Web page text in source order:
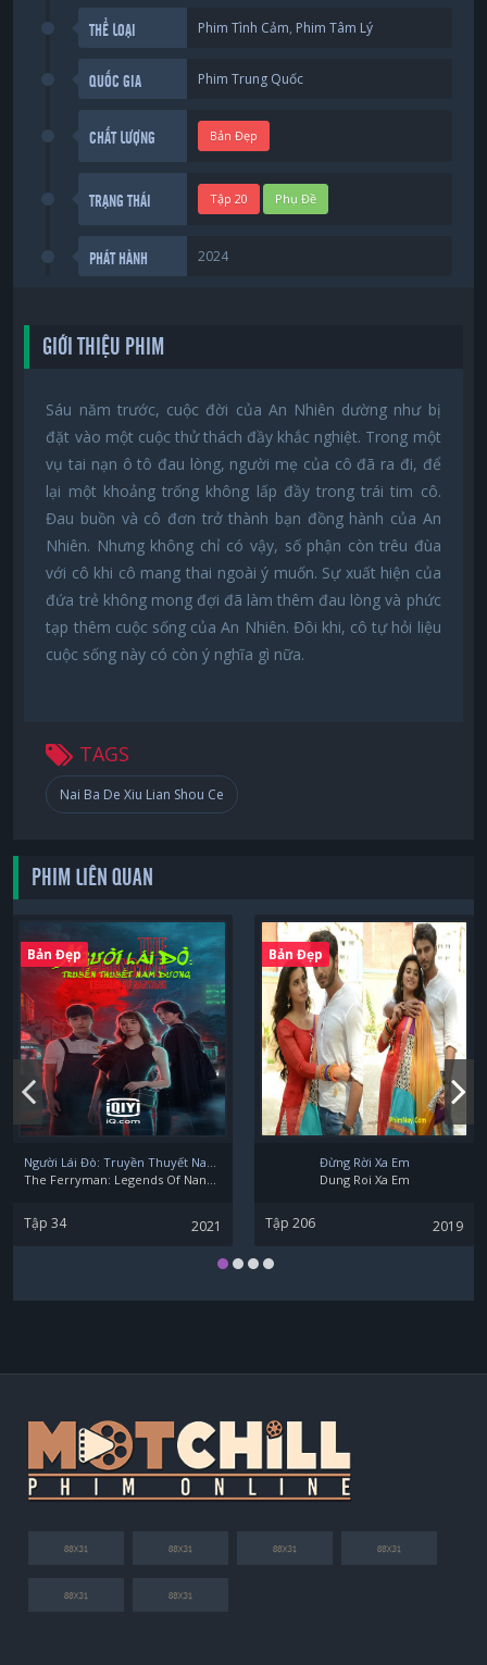
THỂ LOẠI Phim Tình Cảm, Phim Tâm Lý
QUỐC GIA Phim Trung Quốc
CHẤT LƯỢNG Bản Đẹp
TRẠNG THÁI Tập 20 Phụ Đề
PHÁT HÀNH 2024
GIỚI THIỆU PHIM
Sáu năm trước, cuộc đời của An Nhiên dường như bị
đặt vào một cuộc thử thách đầy khắc nghiệt. Trong một
vụ tai nạn ô tô đau lòng, người mẹ của cô đã ra đi, để
lại một khoảng trống không lấp đầy trong trái tim cô.
Đau buồn và cô đơn trở thành bạn đồng hành của An
Nhiên. Nhưng không chỉ có vậy, số phận còn trêu đùa
với cô khi cô mang thai ngoài ý muốn. Sự xuất hiện của
đứa trẻ không mong đợi đã làm thêm đau lòng và phức
tạp thêm cuộc sống của An Nhiên. Đôi khi, cô tự hỏi liệu
cuộc sống này có còn ý nghĩa gì nữa.
TAGS
Nai Ba De Xiu Lian Shou Ce
PHIM LIÊN QUAN
Bản Đẹp
Người Lái Đò: Truyền Thuyết Nam Dương
The Ferryman: Legends Of Nanyang
Tập 34 2021
Bản Đẹp
Đừng Rời Xa Em
Dung Roi Xa Em
Tập 206 2019